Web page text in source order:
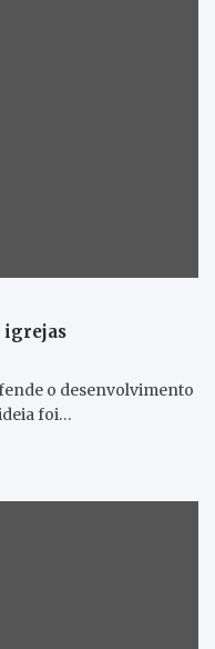
igrejas
o desenvolvimento
foi…